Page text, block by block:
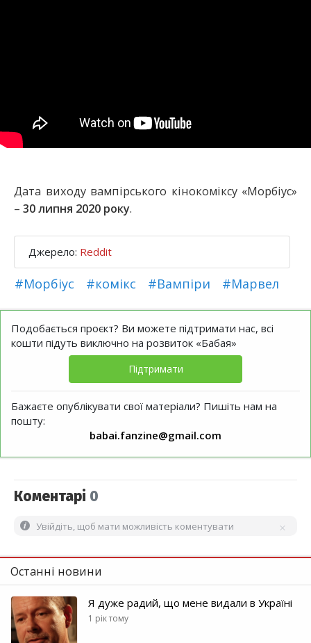
Дата виходу вампірського кінокоміксу «Морбіус»
– 30 липня 2020 року.
Джерело: Reddit
#Морбіус #комікс #Вампіри #Марвел
Подобається проєкт? Ви можете підтримати нас, всі
кошти підуть виключно на розвиток «Бабая»
Підтримати
Бажаєте опублікувати свої матеріали? Пишіть нам на
пошту:
babai.fanzine@gmail.com
Коментарі 0
Увійдіть, щоб мати можливість коментувати
Останні новини
Я дуже радий, що мене видали в Україні
1 рік тому